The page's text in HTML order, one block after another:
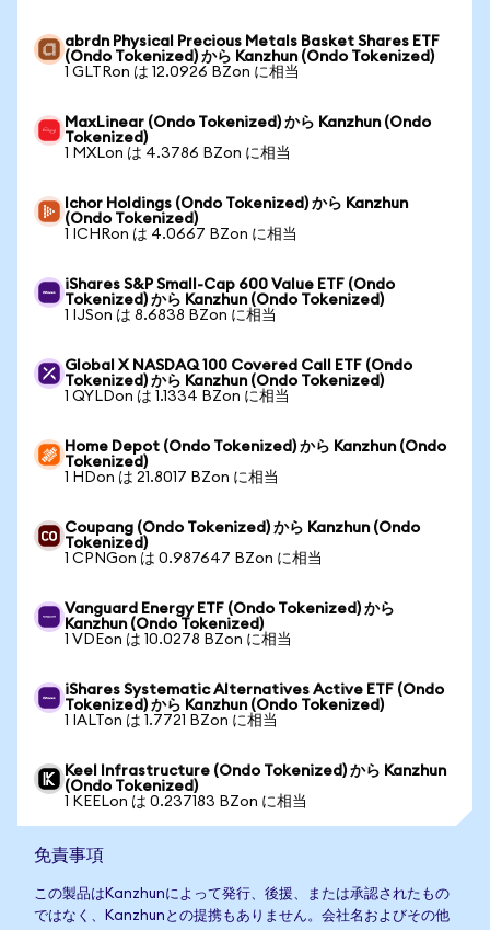
abrdn Physical Precious Metals Basket Shares ETF
(Ondo Tokenized) から Kanzhun (Ondo Tokenized)
1 GLTRon は 12.0926 BZon に相当
MaxLinear (Ondo Tokenized) から Kanzhun (Ondo
Tokenized)
1 MXLon は 4.3786 BZon に相当
Ichor Holdings (Ondo Tokenized) から Kanzhun
(Ondo Tokenized)
1 ICHRon は 4.0667 BZon に相当
iShares S&P Small-Cap 600 Value ETF (Ondo
Tokenized) から Kanzhun (Ondo Tokenized)
1 IJSon は 8.6838 BZon に相当
Global X NASDAQ 100 Covered Call ETF (Ondo
Tokenized) から Kanzhun (Ondo Tokenized)
1 QYLDon は 1.1334 BZon に相当
Home Depot (Ondo Tokenized) から Kanzhun (Ondo
Tokenized)
1 HDon は 21.8017 BZon に相当
Coupang (Ondo Tokenized) から Kanzhun (Ondo
Tokenized)
1 CPNGon は 0.987647 BZon に相当
Vanguard Energy ETF (Ondo Tokenized) から
Kanzhun (Ondo Tokenized)
1 VDEon は 10.0278 BZon に相当
iShares Systematic Alternatives Active ETF (Ondo
Tokenized) から Kanzhun (Ondo Tokenized)
1 IALTon は 1.7721 BZon に相当
Keel Infrastructure (Ondo Tokenized) から Kanzhun
(Ondo Tokenized)
1 KEELon は 0.237183 BZon に相当
免責事項
この製品はKanzhunによって発行、後援、または承認されたもの
ではなく、Kanzhunとの提携もありません。会社名およびその他